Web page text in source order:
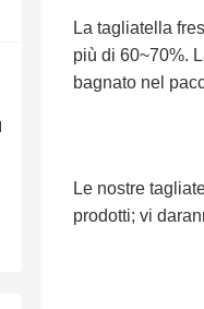
La tagliatella
più di 60~70%.
bagnato nel
Le nostre
prodotti; vi